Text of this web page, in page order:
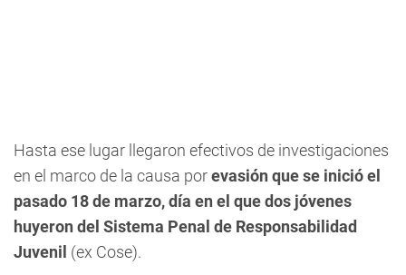
Hasta ese lugar llegaron efectivos de investigaciones
en el marco de la causa porevasión que se inició el
pasado 18 de marzo, día en el que dos jóvenes
huyeron del Sistema Penal de Responsabilidad
Juvenil (ex Cose).